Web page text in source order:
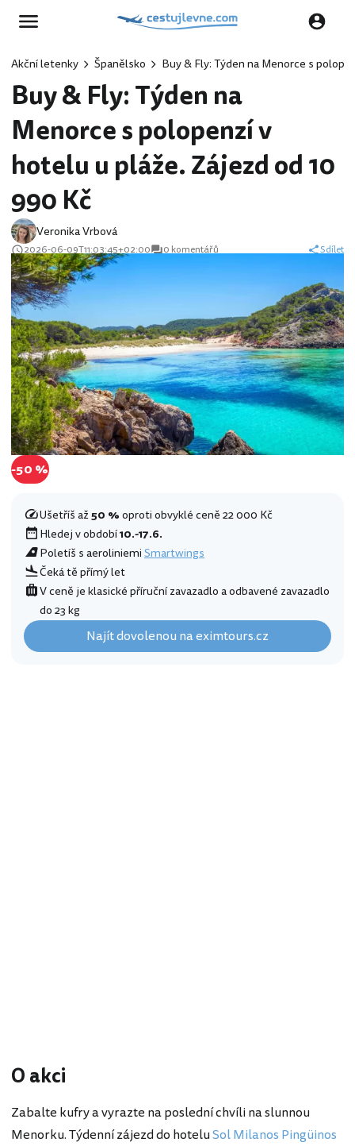
Akční letenky Španělsko Buy & Fly: Týden na Menorce s
Buy & Fly: Týden na
Menorce s polopenzí v
hotelu u pláže. Zájezd od 10
990 Kč
Veronika Vrbová
2026-06-09T11:03:45+02:00 0 komentářů Sdílet
-50 %
Ušetříš až50 %oproti obvyklé ceně 22 000 Kč
Hledej v období10.-17.6.
Poletíš s aeroliniemiSmartwings
Čeká tě přímý let
V ceně je klasické příruční zavazadlo a odbavené zavazadlo
do 23 kg
Najít dovolenou na eximtours.cz
O akci
Zabalte kufry a vyrazte na poslední chvíli na slunnou
Menorku. Týdenní zájezd do hoteluSol Milanos Pingüinos